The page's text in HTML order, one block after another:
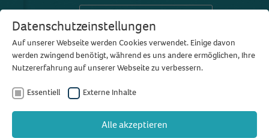
Das sagen unsere Kunden
Wir sind persönlich für Sie
da
Datenschutzeinstellungen
Auf unserer Webseite werden Cookies verwendet. Einige davon
werden zwingend benötigt, während es uns andere ermöglichen, Ihre
Nutzererfahrung auf unserer Webseite zu verbessern.
Essentiell Externe Inhalte
Alle akzeptieren